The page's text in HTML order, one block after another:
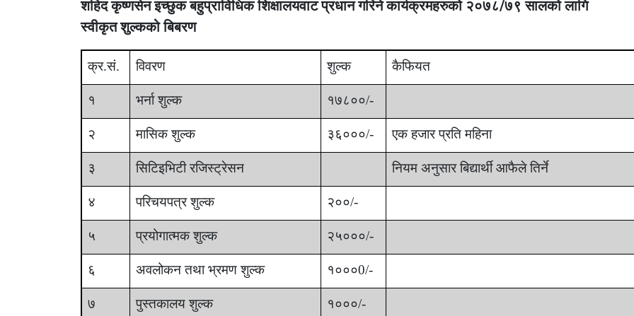
शहिद कृष्णसेन इच्छुक बहुप्राविधिक शिक्षालयवाट प्रधान गरिने कार्यक्रमहरुको २०७८/७९ सालको लागि
स्वीकृत शुल्कको बिबरण
क्र.सं. विवरण शुल्क कैफियत
१ भर्ना शुल्क १७८००/-
२ मासिक शुल्क ३६०००/- एक हजार प्रति महिना
३ सिटिइभिटी रजिस्ट्रेसन नियम अनुसारबिद्यार्थी आफैले तिर्ने
४ परिचयपत्र शुल्क २००/-
५ प्रयोगात्मक शुल्क २५०००/-
६ अवलोकन तथा भ्रमण शुल्क १०००0/-
७ पुस्तकालय शुल्क १०००/-